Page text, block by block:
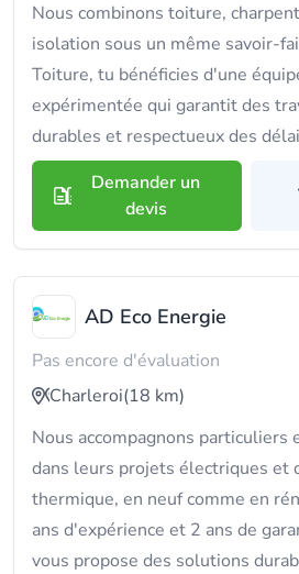
Nous combinons toiture,
isolation sous un même savoir-
Toiture, tu bénéficies d'une
expérimentée qui garantit des
durables et respectueux des
Demander un
devis
AD Eco Energie
Pas encore d'évaluation
Charleroi(18 km)
Nous accompagnons particuliers
dans leurs projets électriques et
thermique, en neuf comme en
ans d'expérience et 2 ans de
vous propose des solutions